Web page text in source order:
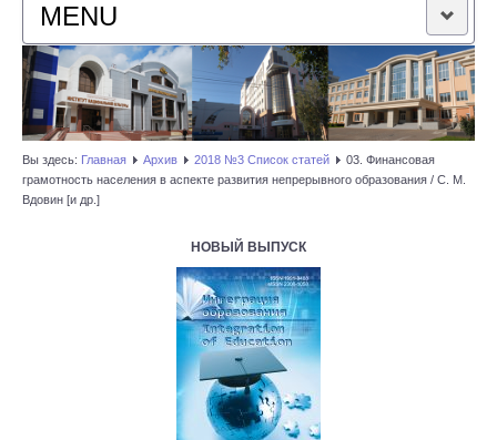
MENU
ГЛАВНАЯ
РЕДАКЦИОННАЯ КОЛЛЕГИЯ
РЕДАКЦИОННАЯ ПОЛИТИКА
Вы здесь: Главная Архив 2018 №3 Список статей
03. Финансовая
грамотность населения в аспекте развития непрерывного образования / С. М.
Вдовин [и др.]
НОВЫЙ ВЫПУСК